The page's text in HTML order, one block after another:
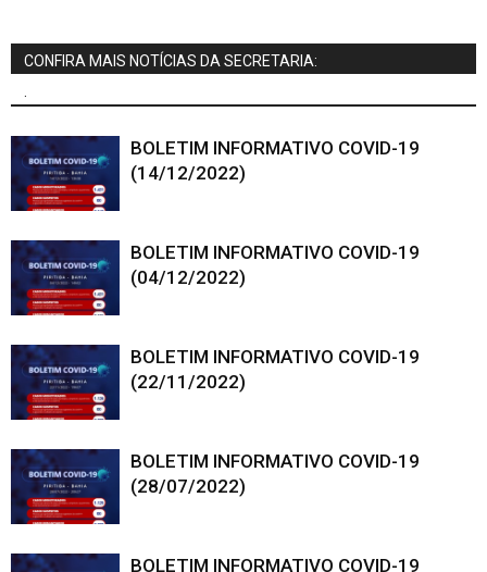
CONFIRA MAIS NOTÍCIAS DA SECRETARIA:
BOLETIM INFORMATIVO COVID-19
(14/12/2022)
BOLETIM INFORMATIVO COVID-19
(04/12/2022)
BOLETIM INFORMATIVO COVID-19
(22/11/2022)
BOLETIM INFORMATIVO COVID-19
(28/07/2022)
BOLETIM INFORMATIVO COVID-19